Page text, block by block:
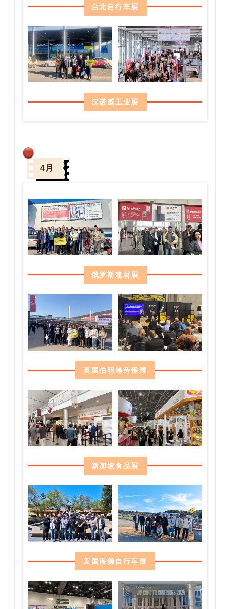
台北自行车展
汉诺威工业展
4月
俄罗斯建材展
英国伯明翰劳保展
新加坡食品展
美国海獭自行车展